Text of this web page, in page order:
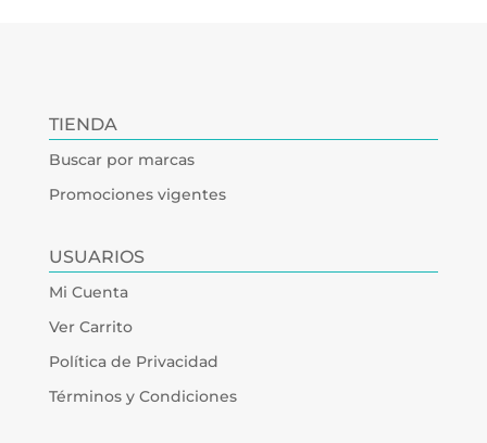
TIENDA
Buscar por marcas
Promociones vigentes
USUARIOS
Mi Cuenta
Ver Carrito
Política de Privacidad
Términos y Condiciones